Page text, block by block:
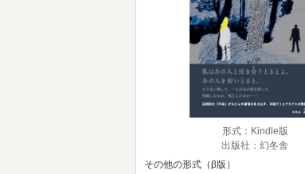
形式：Kindle版
出版社：幻冬舎
その他の形式（β版）